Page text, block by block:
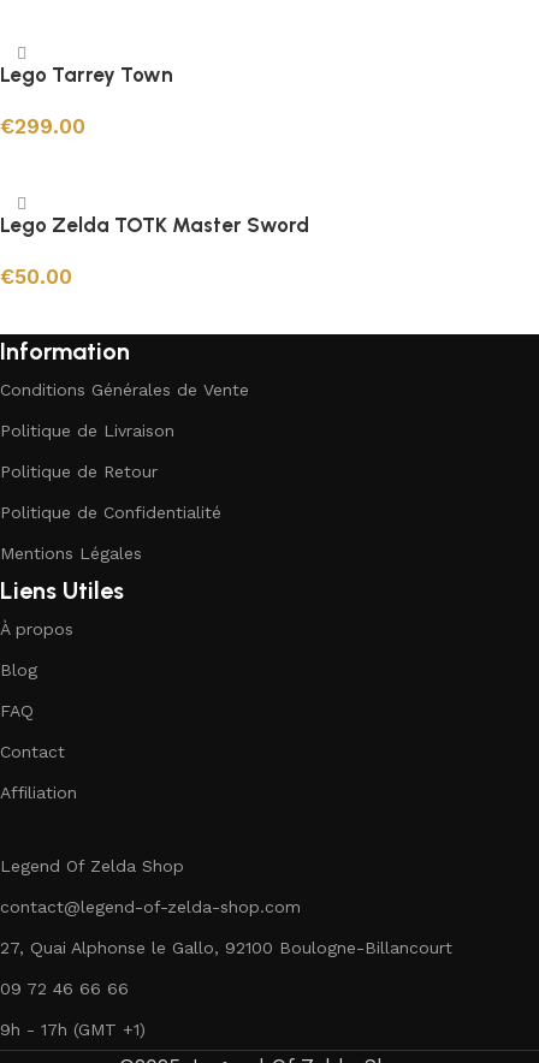
Lego Tarrey Town
€299.00
Lego Zelda TOTK Master Sword
€50.00
Information
Conditions Générales de Vente
Politique de Livraison
Politique de Retour
Politique de Confidentialité
Mentions Légales
Liens Utiles
À propos
Blog
FAQ
Contact
Affiliation
Legend Of Zelda Shop
contact@legend-of-zelda-shop.com
27, Quai Alphonse le Gallo, 92100 Boulogne-Billancourt
09 72 46 66 66
9h - 17h (GMT +1)